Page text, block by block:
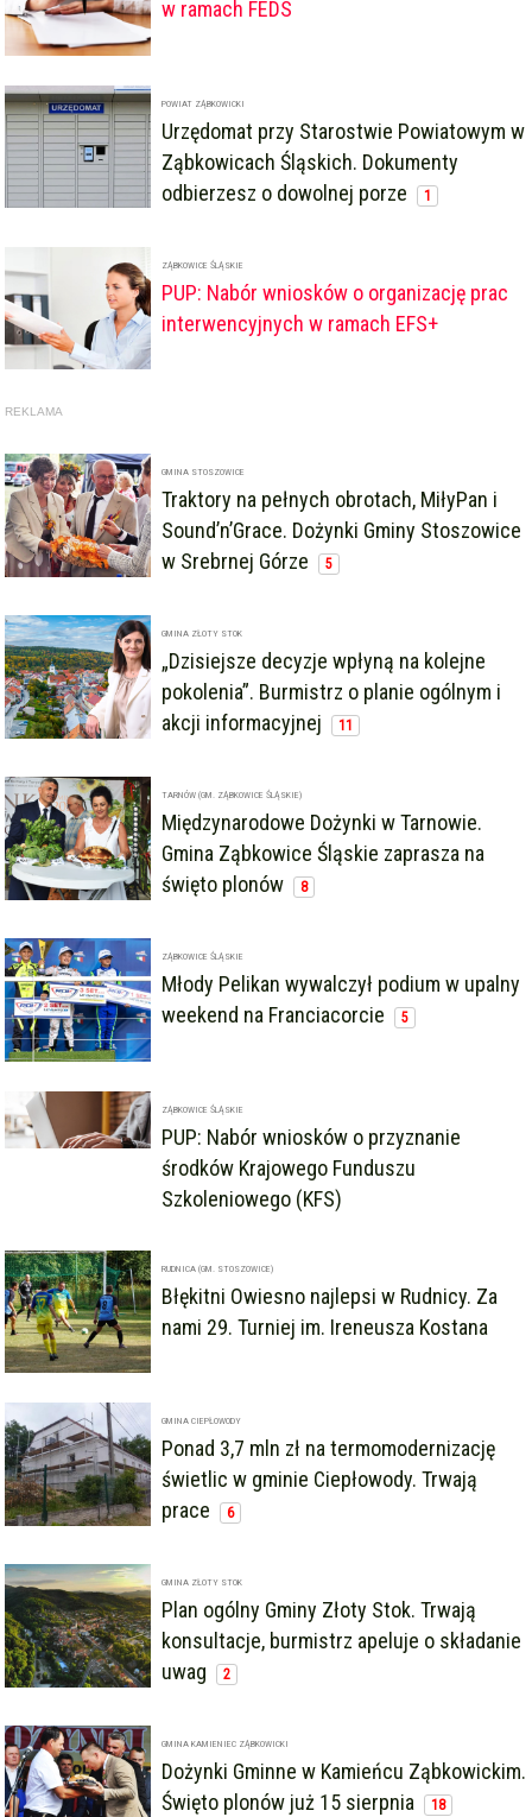
w ramach FEDS
POWIAT ZĄBKOWICKI
Urzędomat przy Starostwie Powiatowym w
Ząbkowicach Śląskich. Dokumenty
odbierzesz o dowolnej porze
1
ZĄBKOWICE ŚLĄSKIE
PUP: Nabór wniosków o organizację prac
interwencyjnych w ramach EFS+
REKLAMA
GMINA STOSZOWICE
Traktory na pełnych obrotach, MiłyPan i
Sound’n’Grace. Dożynki Gminy Stoszowice
w Srebrnej Górze
5
GMINA ZŁOTY STOK
„Dzisiejsze decyzje wpłyną na kolejne
pokolenia”. Burmistrz o planie ogólnym i
akcji informacyjnej
11
TARNÓW (GM. ZĄBKOWICE ŚLĄSKIE)
Międzynarodowe Dożynki w Tarnowie.
Gmina Ząbkowice Śląskie zaprasza na
święto plonów
8
ZĄBKOWICE ŚLĄSKIE
Młody Pelikan wywalczył podium w upalny
weekend na Franciacorcie
5
ZĄBKOWICE ŚLĄSKIE
PUP: Nabór wniosków o przyznanie
środków Krajowego Funduszu
Szkoleniowego (KFS)
RUDNICA (GM. STOSZOWICE)
Błękitni Owiesno najlepsi w Rudnicy. Za
nami 29. Turniej im. Ireneusza Kostana
GMINA CIEPŁOWODY
Ponad 3,7 mln zł na termomodernizację
świetlic w gminie Ciepłowody. Trwają
prace
6
GMINA ZŁOTY STOK
Plan ogólny Gminy Złoty Stok. Trwają
konsultacje, burmistrz apeluje o składanie
uwag
2
GMINA KAMIENIEC ZĄBKOWICKI
Dożynki Gminne w Kamieńcu Ząbkowickim.
Święto plonów już 15 sierpnia
18